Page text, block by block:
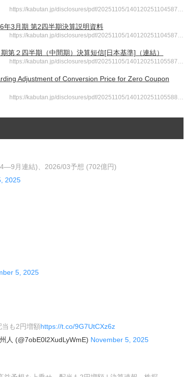
https://kabutan.jp/disclosures/pdf/20251105/140120251104587…
3月期 第2四半期決算説明資料
https://kabutan.jp/disclosures/pdf/20251105/140120251104587…
２四半期（中間期）決算短信[日本基準]（連結）
https://kabutan.jp/disclosures/pdf/20251105/140120251105587…
Adjustment of Conversion Price for Zero Coupon
https://kabutan.jp/disclosures/pdf/20251105/140120251105588…
月連結)、2026/03予想 (702億円)
2025
5, 2025
も2円増額https://t.co/9G7UtCXz6z
人 (@7obE0l2XudLyWmE) November 5, 2025